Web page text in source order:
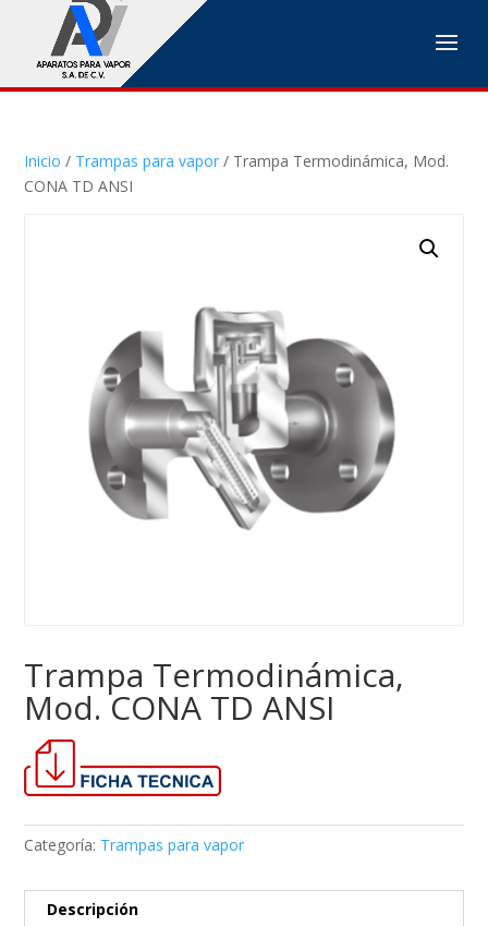
Inicio / Trampas para vapor / Trampa Termodinámica, Mod.
CONA TD ANSI
Trampa Termodinámica,
Mod. CONA TD ANSI
Categoría: Trampas para vapor
Descripción